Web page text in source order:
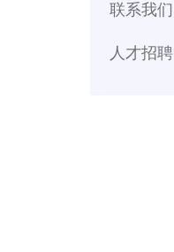
联系我们
人才招聘